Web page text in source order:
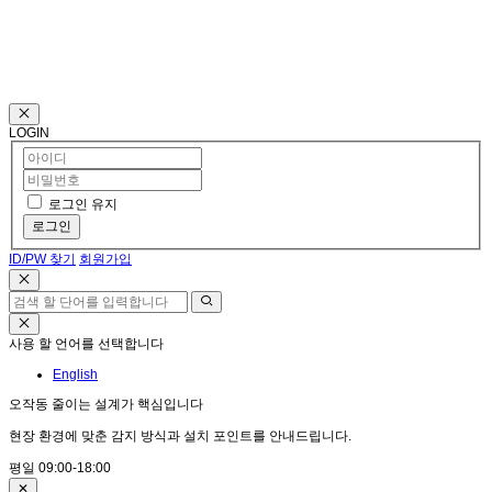
LOGIN
로그인 유지
로그인
ID/PW 찾기 회원가입
사용 할 언어를 선택합니다
English
오작동 줄이는 설계가 핵심입니다
현장 환경에 맞춘 감지 방식과 설치 포인트를 안내드립니다.
평일 09:00-18:00
✕